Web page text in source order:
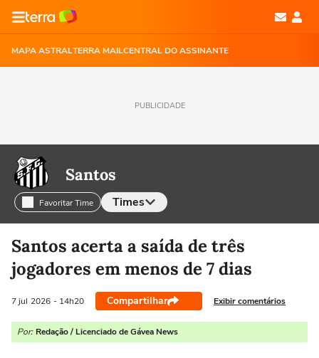
MAPA ASTRALTERRA MAILCENTRAL DO ASSINANTE
PUBLICIDADE
Santos
Favoritar Time Times
Selecione o time para ver as notícias
Santos acerta a saída de três
jogadores em menos de 7 dias
7 jul 2026 - 14h20 Compartilhar Exibir comentários
Por: Redação / Licenciado de Gávea News